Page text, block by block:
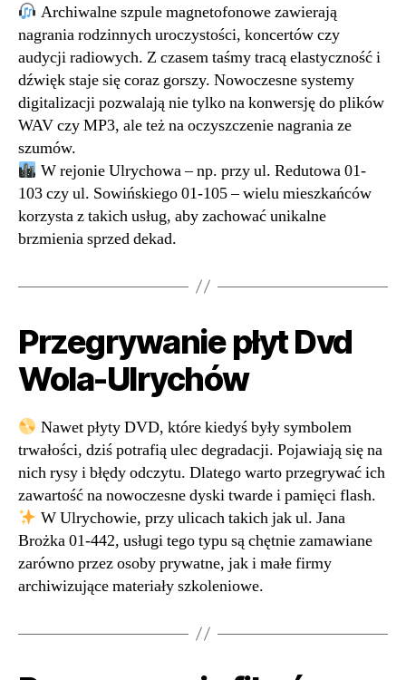
Archiwalne szpule magnetofonowe zawierają
nagrania rodzinnych uroczystości, koncertów czy
audycji radiowych. Z czasem taśmy tracą elastyczność i
dźwięk staje się coraz gorszy. Nowoczesne systemy
digitalizacji pozwalają nie tylko na konwersję do plików
WAV czy MP3, ale też na oczyszczenie nagrania ze
szumów.
W rejonie Ulrychowa – np. przy ul. Redutowa 01-
103 czy ul. Sowińskiego 01-105 – wielu mieszkańców
korzysta z takich usług, aby zachować unikalne
brzmienia sprzed dekad.
Przegrywanie płyt Dvd
Wola-Ulrychów
Nawet płyty DVD, które kiedyś były symbolem
trwałości, dziś potrafią ulec degradacji. Pojawiają się na
nich rysy i błędy odczytu. Dlatego warto przegrywać ich
zawartość na nowoczesne dyski twarde i pamięci flash.
W Ulrychowie, przy ulicach takich jak ul. Jana
Brożka 01-442, usługi tego typu są chętnie zamawiane
zarówno przez osoby prywatne, jak i małe firmy
archiwizujące materiały szkoleniowe.